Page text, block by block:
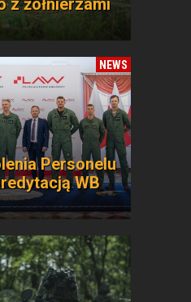
z żołnierzami
NEWS
Personelu
WB